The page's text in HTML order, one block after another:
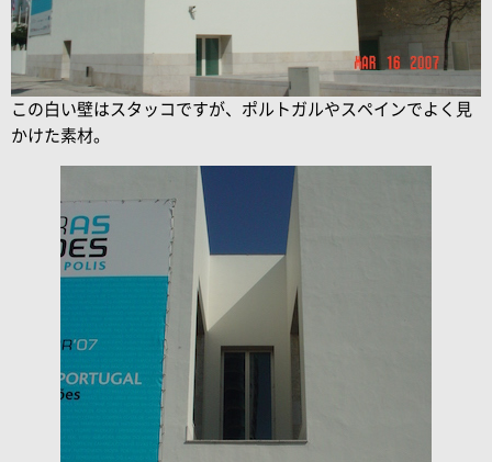
この白い壁はスタッコですが、ポルトガルやスペインでよく見
かけた素材。